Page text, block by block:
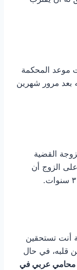
موعد المحكمة
بعد مرور شهرين
القضية
الزوج أن
أنت تستحقين
قلبه، في حال
محامي عربي في